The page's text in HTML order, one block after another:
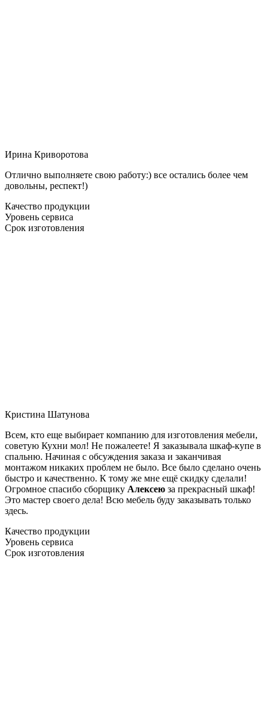
Ирина Криворотова
Отлично выполняете свою работу:) все остались более чем
довольны, респект!)
Качество продукции
Уровень сервиса
Срок изготовления
Кристина Шатунова
Всем, кто еще выбирает компанию для изготовления мебели,
советую Кухни мол! Не пожалеете! Я заказывала шкаф-купе в
спальню. Начиная с обсуждения заказа и заканчивая
монтажом никаких проблем не было. Все было сделано очень
быстро и качественно. К тому же мне ещё скидку сделали!
Огромное спасибо сборщику Алексею за прекрасный шкаф!
Это мастер своего дела! Всю мебель буду заказывать только
здесь.
Качество продукции
Уровень сервиса
Срок изготовления